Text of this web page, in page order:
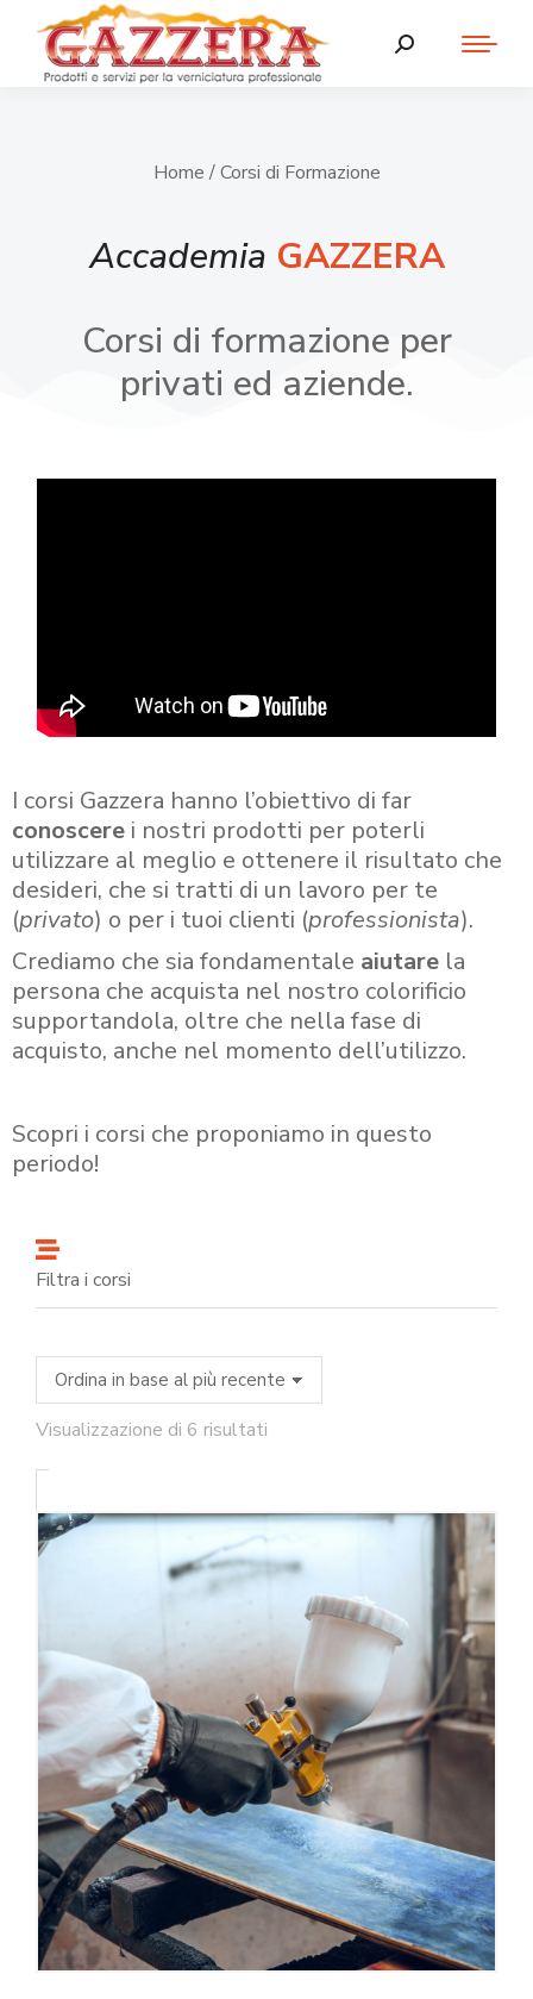
Home / Corsi di Formazione
Accademia GAZZERA
Corsi di formazione per
privati ed aziende.
I corsi Gazzera hanno l’obiettivo di far
conoscere i nostri prodotti per poterli
utilizzare al meglio e ottenere il risultato che
desideri, che si tratti di un lavoro per te
(privato) o per i tuoi clienti (professionista).
Crediamo che sia fondamentale aiutare la
persona che acquista nel nostro colorificio
supportandola, oltre che nella fase di
acquisto, anche nel momento dell’utilizzo.
Scopri i corsi che proponiamo in questo
periodo!
Filtra i corsi
Visualizzazione di 6 risultati